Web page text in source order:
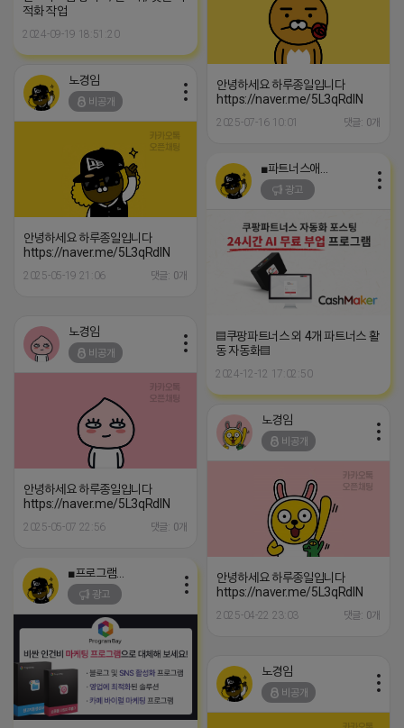
적화 작업
2024-09-19 18:51:20
안녕하세요 하루종일입니다
https://naver.me/5L3qRdlN
2025-07-16 10:01 댓글: 0개
노경임
비공개
안녕하세요 하루종일입니다
https://naver.me/5L3qRdlN
2025-05-19 21:06 댓글: 0개
광고
▤쿠팡파트너스 외 4개 파트너스 활
동 자동화▤
2024-12-12 17:02:50
노경임
비공개
안녕하세요 하루종일입니다
https://naver.me/5L3qRdlN
2025-05-07 22:56 댓글: 0개
노경임
비공개
안녕하세요 하루종일입니다
https://naver.me/5L3qRdlN
2025-04-22 23:03 댓글: 0개
광고
노경임
비공개